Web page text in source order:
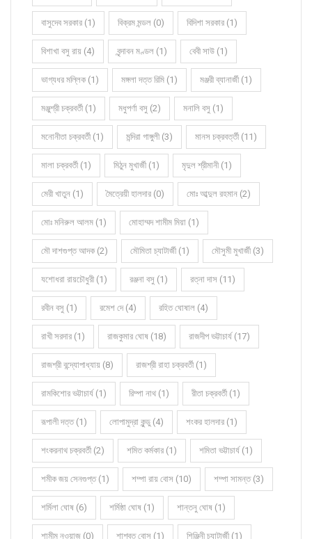
বাসুদেব সরকার (1) বিক্রম মন্ডল (0) বিদিশা সরকার (1)
বিশাখা বসু রায় (4) বৃন্দাবন মণ্ডল (1) বেবী সাউ (1)
ভাগ্যধর মল্লিক (1) মঙ্গলা দত্ত রিমি (1) মঞ্জরী ব্যানার্জী (1)
মঞ্জুশ্রী চক্রবর্তী (1) মধুপর্ণা বসু (2) মনালি বসু (1)
মনোনীতা চক্রবর্তী (1) মন্দিরা গাঙ্গুলী (3) মানস চক্রবর্ত্তী (11)
মালা চক্রবর্তী (1) মিঠুন মুখার্জী (1) মৃদুল শ্রীমানী (1)
মেরী খাতুন (1) মৈত্রেয়ী হালদার (0) মোঃ আব্দুল রহমান (2)
মোঃ মনিরুল আলম (1) মোহাম্মদ শামীম মিয়া (1)
মৌ দাশগুপ্ত আদক (2) মৌমিতা চ্যাটার্জী (1) মৌসুমী মুখার্জী (3)
যশোধরা রায়চৌধুরী (1) রঞ্জনা বসু (1) রত্না দাস (11)
রবীন বসু (1) রমেশ দে (4) রহিত ঘোষাল (4)
রাখী সরদার (1) রাজকুমার ঘোষ (18) রাজদীপ ভট্টাচার্য (17)
রাজশ্রী বন্দ্যোপাধ্যায় (8) রাজশ্রী রাহা চক্রবর্তী (1)
রামকিশোর ভট্টাচার্য (1) রিম্পা নাথ (1) রীতা চক্রবর্তী (1)
রূপালী দত্ত (1) লোপামুদ্রা কুন্ডু (4) শংকর হালদার (1)
শংকরনাথ চক্রবর্তী (2) শমিত কর্মকার (1) শমিতা ভট্টাচার্য (1)
শমীক জয় সেনগুপ্ত (1) শম্পা রায় বোস (10) শম্পা সামন্ত (3)
শর্মিলা ঘোষ (6) শর্মিষ্ঠা ঘোষ (1) শান্তনু ঘোষ (1)
শামীম নওয়াজ (0) শাশ্বত বোস (1) শিঞ্জিনী চ্যাটার্জী (1)